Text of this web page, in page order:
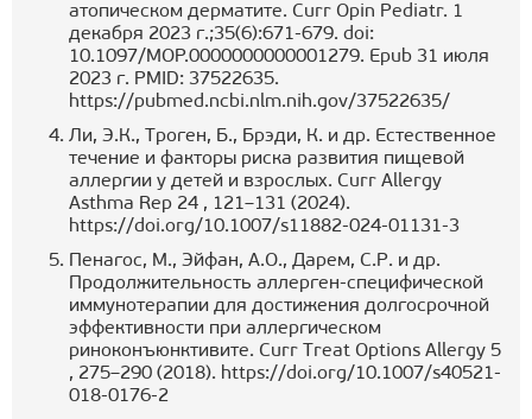
атопическом дерматите. Curr Opin Pediatr. 1
декабря 2023 г.;35(6):671-679. doi:
10.1097/MOP.0000000000001279. Epub 31 июля
2023 г. PMID: 37522635.
https://pubmed.ncbi.nlm.nih.gov/37522635/
Ли, Э.К., Троген, Б., Брэди, К. и др. Естественное
течение и факторы риска развития пищевой
аллергии у детей и взрослых. Curr Allergy
Asthma Rep 24 , 121–131 (2024).
https://doi.org/10.1007/s11882-024-01131-3
Пенагос, М., Эйфан, А.О., Дарем, С.Р. и др.
Продолжительность аллерген-специфической
иммунотерапии для достижения долгосрочной
эффективности при аллергическом
риноконъюнктивите. Curr Treat Options Allergy 5
, 275–290 (2018). https://doi.org/10.1007/s40521-
018-0176-2